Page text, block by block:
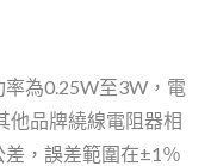
為0.25W至3W，電
品牌繞線電阻器相
，誤差範圍在±1％